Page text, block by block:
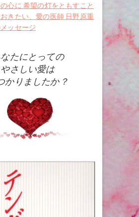
心に 希望の灯をともすこと
きたい、愛の医師 日野原重
ッセージ
たにとっての
やさしい愛は
かりましたか？